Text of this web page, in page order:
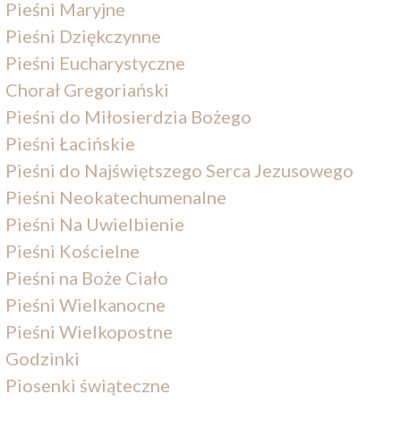
Pieśni Maryjne
Pieśni Dziękczynne
Pieśni Eucharystyczne
Chorał Gregoriański
Pieśni do Miłosierdzia Bożego
Pieśni Łacińskie
Pieśni do Najświętszego Serca Jezusowego
Pieśni Neokatechumenalne
Pieśni Na Uwielbienie
Pieśni Kościelne
Pieśni na Boże Ciało
Pieśni Wielkanocne
Pieśni Wielkopostne
Godzinki
Piosenki świąteczne